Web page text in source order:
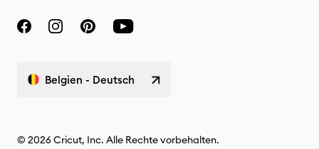
Belgien - Deutsch
© 2026 Cricut, Inc. Alle Rechte vorbehalten.